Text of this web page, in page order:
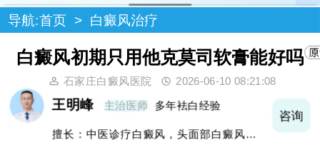
导航:首页 > 白癜风治疗
白癜风初期只用他克莫司软膏能好吗
石家庄白癜风医院 2026-06-10 08:21:08
王明峰 主治医师 多年袪白经验
擅长：中医诊疗白癜风，头面部白癜风，青
咨询